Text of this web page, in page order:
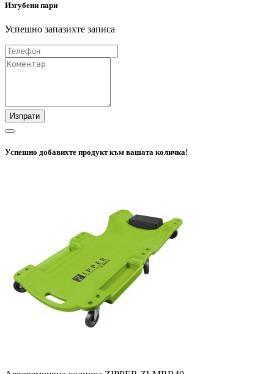
Изгубени пари
Успешно запазихте записа
Изпрати
Успешно добавихте продукт към вашата количка!